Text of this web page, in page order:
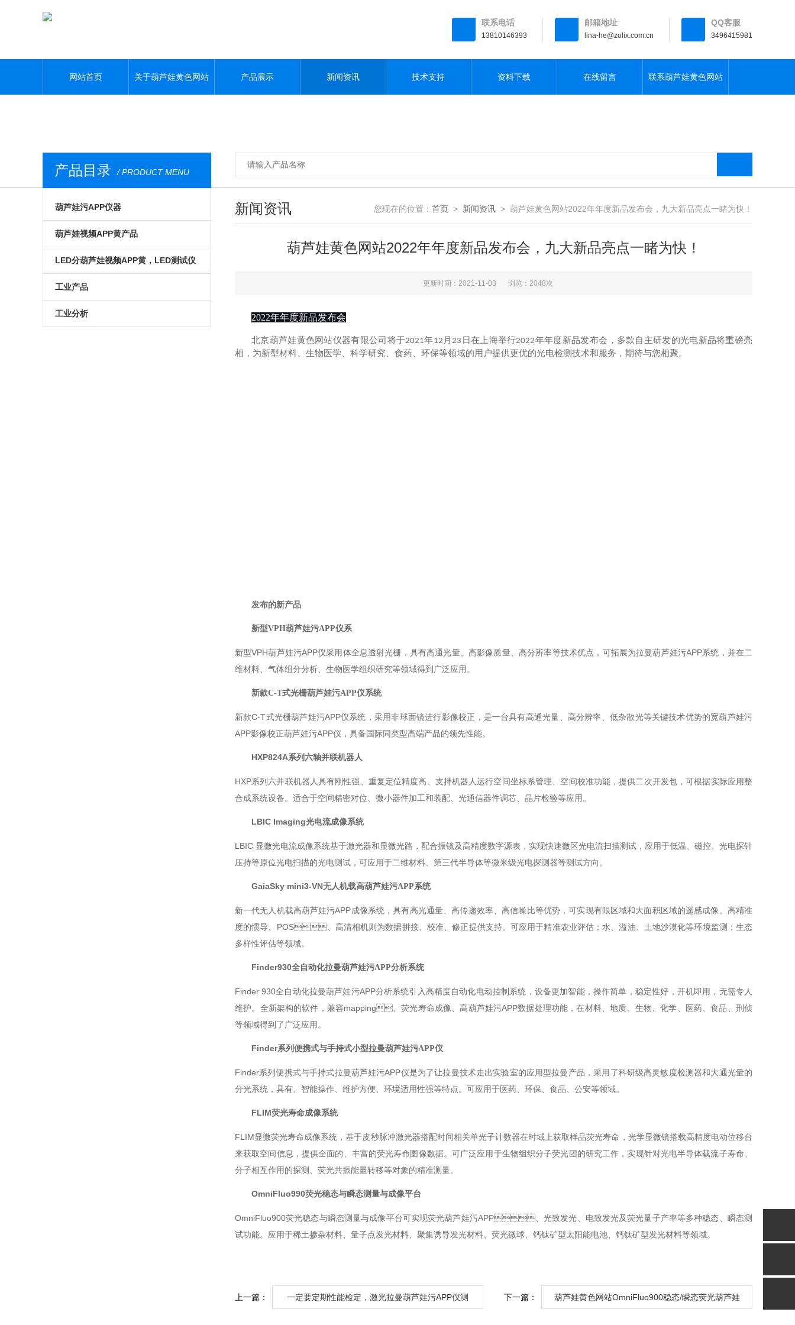
联系电话
13810146393
邮箱地址
lina-he@zolix.com.cn
QQ客服
3496415981
网站首页 关于葫芦娃黄色网站 产品展示 新闻资讯 技术支持 资料下载 在线留言 联系葫芦娃黄色网站
产品目录 / PRODUCT MENU
葫芦娃污APP仪器
光电模组与系统
微区磁光及角分辨
原子葫芦娃污APP
门控相机/分幅相机
葫芦娃视频APP黄产品
手动位移台
电动升降台
相机
LED分葫芦娃视频APP黄，LED测试仪
LED测试仪
工业产品
旋转滑台
工业分析
新闻资讯 您现在的位置： 首页 > 新闻资讯 > 葫芦娃黄色网站2022年年度新品发布会，九大新品亮点一睹为快！
葫芦娃黄色网站2022年年度新品发布会，九大新品亮点一睹为快！
更新时间：2021-11-03 浏览：2048次
2022年年度新品发布会
北京葫芦娃黄色网站仪器有限公司将于2021年12 月 23 日在上海举行2022年年度新品发布会，多款自主研发的光电新品将重磅亮
相，为新型材料、生物医学、科学研究、食药、环保等领域的用户提供更优的光电检测技术和服务，期待与您相聚。
发布的新产品
新型VPH葫芦娃污APP仪系
新型VPH葫芦娃污APP仪采用体全息透射光栅，具有高通光量、高影像质量、高分辨率等技术优点，可拓展为拉曼葫芦娃污APP系统，并在二
维材料、气体组分分析、生物医学组织研究等领域得到广泛应用。
新款C-T式光栅葫芦娃污APP仪系统
新款C-T式光栅葫芦娃污APP仪系统，采用非球面镜进行影像校正，是一台具有高通光量、高分辨率、低杂散光等关键技术优势的宽葫芦娃污
APP影像校正葫芦娃污APP仪，具备国际同类型高端产品的领先性能。
HXP824A系列六轴并联机器人
HXP系列六并联机器人具有刚性强、重复定位精度高、支持机器人运行空间坐标系管理、空间校准功能，提供二次开发包，可根据实际应用整
合成系统设备。适合于空间精密对位、微小器件加工和装配、光通信器件调芯、晶片检验等应用。
LBIC Imaging光电流成像系统
LBIC 显微光电流成像系统基于激光器和显微光路，配合振镜及高精度数字源表，实现快速微区光电流扫描测试，应用于低温、磁控、光电探针
压持等原位光电扫描的光电测试，可应用于二维材料、第三代半导体等微米级光电探测器等测试方向。
GaiaSky mini3-VN无人机载高葫芦娃污APP系统
新一代无人机载高葫芦娃污APP成像系统，具有高光通量、高传递效率、高信噪比等优势，可实现有限区域和大面积区域的遥感成像。高精准
度的惯导、POS、高清相机则为数据拼接、校准、修正提供支持。可应用于精准农业评估；水、溢油、土地沙漠化等环境监测；生态
多样性评估等领域。
Finder930全自动化拉曼葫芦娃污APP分析系统
Finder 930全自动化拉曼葫芦娃污APP分析系统引入高精度自动化电动控制系统，设备更加智能，操作简单，稳定性好，开机即用，无需专人
维护。全新架构的软件，兼容mapping、荧光寿命成像、高葫芦娃污APP数据处理功能，在材料、地质、生物、化学、医药、食品、刑侦
等领域得到了广泛应用。
Finder系列便携式与手持式小型拉曼葫芦娃污APP仪
Finder系列便携式与手持式拉曼葫芦娃污APP仪是为了让拉曼技术走出实验室的应用型拉曼产品，采用了科研级高灵敏度检测器和大通光量的
分光系统，具有、智能操作、维护方便、环境适用性强等特点。可应用于医药、环保、食品、公安等领域。
FLIM荧光寿命成像系统
FLIM显微荧光寿命成像系统，基于皮秒脉冲激光器搭配时间相关单光子计数器在时域上获取样品荧光寿命，光学显微镜搭载高精度电动位移台
来获取空间信息，提供全面的、丰富的荧光寿命图像数据。可广泛应用于生物组织分子荧光团的研究工作，实现针对光电半导体载流子寿命、
分子相互作用的探测、荧光共振能量转移等对象的精准测量。
OmniFluo990荧光稳态与瞬态测量与成像平台
OmniFluo900荧光稳态与瞬态测量与成像平台可实现荧光葫芦娃污APP、光致发光、电致发光及荧光量子产率等多种稳态、瞬态测
试功能。应用于稀土掺杂材料、量子点发光材料、聚集诱导发光材料、荧光微球、钙钛矿型太阳能电池、钙钛矿型发光材料等领域。
上一篇： 一定要定期性能检定，激光拉曼葫芦娃污APP仪测 下一篇： 葫芦娃黄色网站OmniFluo900稳态/瞬态荧光葫芦娃